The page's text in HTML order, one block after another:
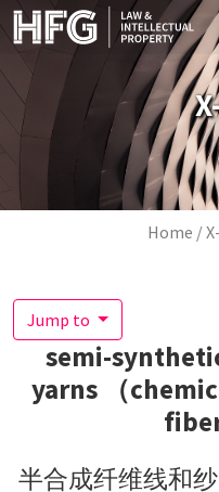
Skip to main content
Home
Jump to
semi-
yarns （
半合成纤维线和